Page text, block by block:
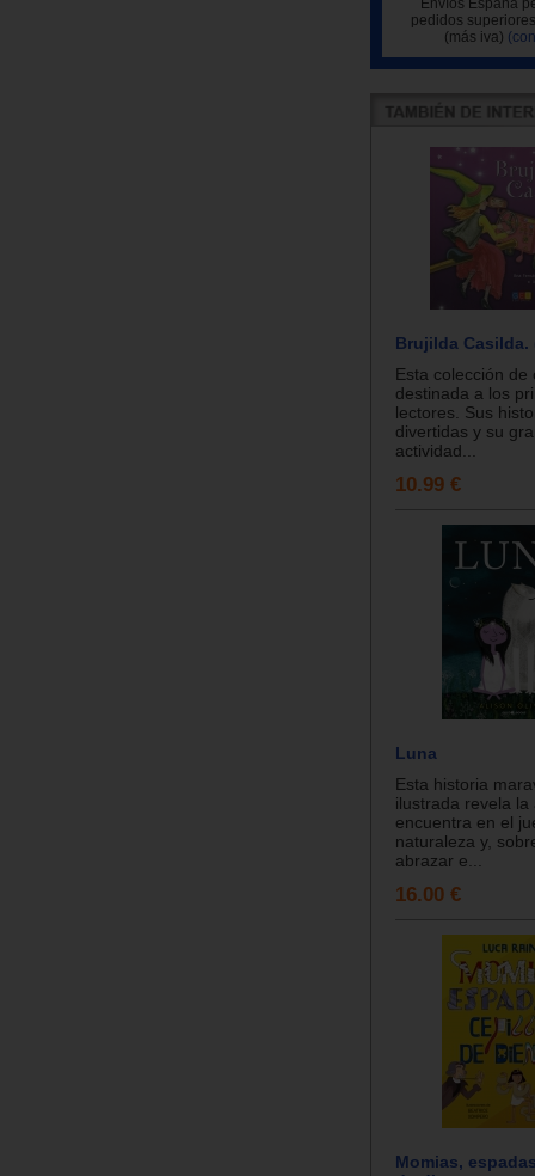
pedidos
(más iva)
Brujilda Casilda.
Esta colección de
destinada a los
lectores. Sus
divertidas y su
actividad...
10.99 €
Luna
Esta historia
ilustrada revela
encuentra en el
naturaleza y,
abrazar e...
16.00 €
Momias,